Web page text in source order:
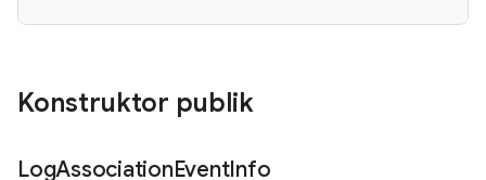
Konstruktor publik
LogAssociationEventInfo